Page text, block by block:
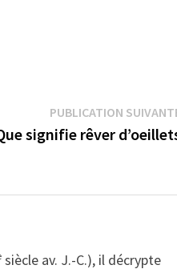
PUBLICATION
signifie rêver
av. J.-C.), il décrypte